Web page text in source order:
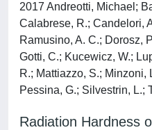
2017 Andreotti, Michael;
Calabrese, R.; Candelori,
Ramusino, A. C.; Dorosz,
Gotti, C.; Kucewicz, W.;
R.; Mattiazzo, S.; Minzoni,
Pessina, G.; Silvestrin, L.;
Radiation Hardness